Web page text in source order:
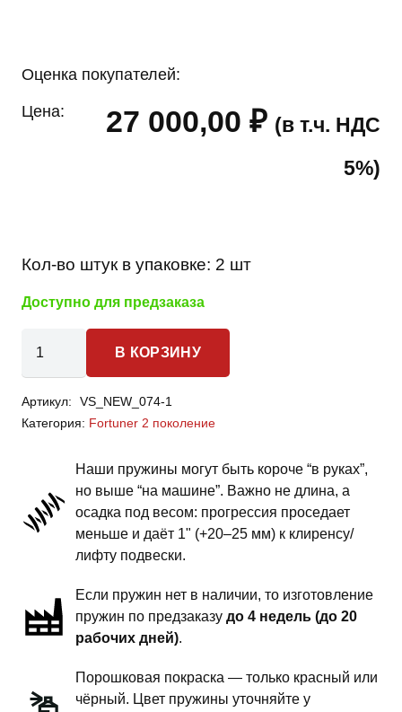
Оценка покупателей:
Цена: 27 000,00 ₽ (в т.ч. НДС
5%)
Кол-во штук в упаковке: 2 шт
Доступно для предзаказа
товара
Fortuner
2
пружины
передней
подвески
комфорт
В КОРЗИНУ
Артикул:
VS_NEW_074-1
Категория: Fortuner 2 поколение
Наши пружины могут быть короче “в руках”,
но выше “на машине”. Важно не длина, а
осадка под весом: прогрессия проседает
меньше и даёт 1" (+20–25 мм) к клиренсу/
лифту подвески.
Если пружин нет в наличии, то изготовление
пружин по предзаказу до 4 недель (до 20
рабочих дней).
Порошковая покраска — только красный или
чёрный. Цвет пружины уточняйте у